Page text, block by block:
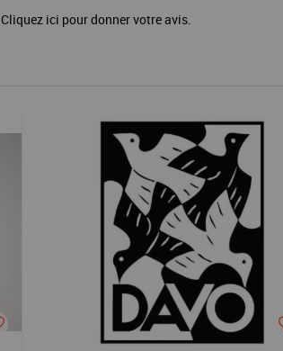
Cliquez ici pour donner votre avis.